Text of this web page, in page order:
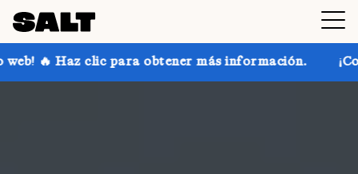
obtener más información. ¡Consigue hasta un 30